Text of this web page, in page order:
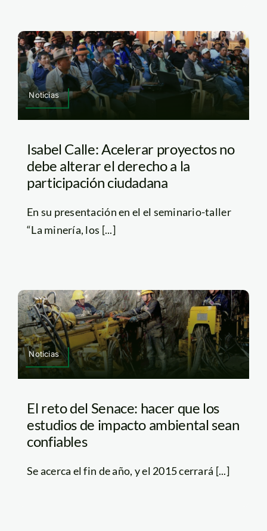
Noticias
Isabel Calle: Acelerar proyectos no
debe alterar el derecho a la
participación ciudadana
En su presentación en el el seminario-taller
“La minería, los [...]
Noticias
El reto del Senace: hacer que los
estudios de impacto ambiental sean
confiables
Se acerca el fin de año, y el 2015 cerrará [...]